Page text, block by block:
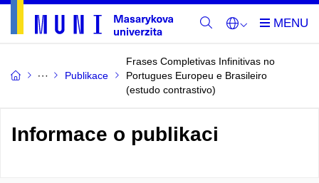
Publikace
Frases Completivas Infinitivas no
Portugues Europeu e Brasileiro
(estudo contrastivo)
Informace o publikaci